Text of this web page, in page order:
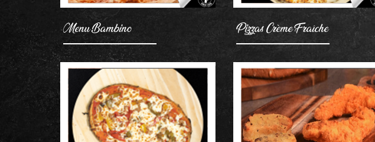
Menu Bambino Pizzas Crème Fraîche
AJOUTER